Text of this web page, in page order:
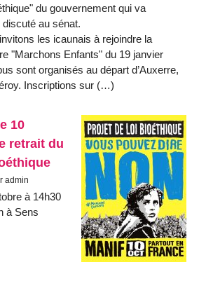
du gouvernement qui va
au sénat.
les icaunais à rejoindre la
"Marchons Enfants" du 19 janvier
sont organisés au départ d’Auxerre,
Inscriptions sur (…)
10
retrait du
admin
à 14h30
à Sens